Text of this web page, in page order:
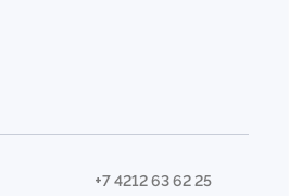
+7 4212 63 62 25